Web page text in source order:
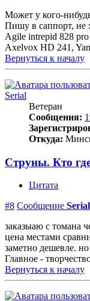
Может у кого-
Пишу в саппорт, не
Agile intrepid 828
Axelvox HD 241,
Вернуться к началу
Serial
Ветеран
Сообщения:
Откуда:
Струны. Кто
Цитата
#8 Сообщение Serial
заказыаю с томана
цена местами
заметно дешевле.
Главное -
Вернуться к началу